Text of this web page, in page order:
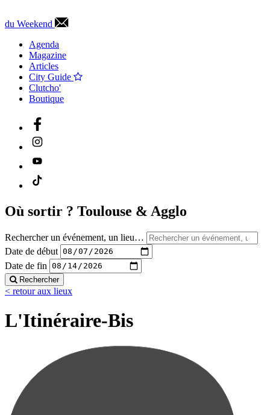
du Weekend
Agenda
Magazine
Articles
City Guide
Clutcho'
Boutique
Où sortir ? Toulouse & Agglo
Rechercher un événement, un lieu…
Date de début
Date de fin
Rechercher
< retour aux lieux
L'Itinéraire-Bis